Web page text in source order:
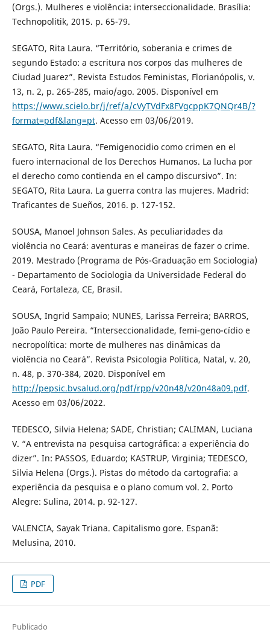
(Orgs.). Mulheres e violência: interseccionalidade. Brasília:
Technopolitik, 2015. p. 65-79.
SEGATO, Rita Laura. “Território, soberania e crimes de
segundo Estado: a escritura nos corpos das mulheres de
Ciudad Juarez”. Revista Estudos Feministas, Florianópolis, v.
13, n. 2, p. 265-285, maio/ago. 2005. Disponível em
https://www.scielo.br/j/ref/a/cVyTVdFx8FVgcppK7QNQr4B/?
format=pdf&lang=pt. Acesso em 03/06/2019.
SEGATO, Rita Laura. “Femigenocidio como crimen en el
fuero internacional de los Derechos Humanos. La lucha por
el derecho como contienda en el campo discursivo”. In:
SEGATO, Rita Laura. La guerra contra las mujeres. Madrid:
Traficantes de Sueños, 2016. p. 127-152.
SOUSA, Manoel Johnson Sales. As peculiaridades da
violência no Ceará: aventuras e maneiras de fazer o crime.
2019. Mestrado (Programa de Pós-Graduação em Sociologia)
- Departamento de Sociologia da Universidade Federal do
Ceará, Fortaleza, CE, Brasil.
SOUSA, Ingrid Sampaio; NUNES, Larissa Ferreira; BARROS,
João Paulo Pereira. “Interseccionalidade, femi-geno-cídio e
necropolítica: morte de mulheres nas dinâmicas da
violência no Ceará”. Revista Psicologia Política, Natal, v. 20,
n. 48, p. 370-384, 2020. Disponível em
http://pepsic.bvsalud.org/pdf/rpp/v20n48/v20n48a09.pdf.
Acesso em 03/06/2022.
TEDESCO, Silvia Helena; SADE, Christian; CALIMAN, Luciana
V. “A entrevista na pesquisa cartográfica: a experiência do
dizer”. In: PASSOS, Eduardo; KASTRUP, Virginia; TEDESCO,
Silvia Helena (Orgs.). Pistas do método da cartografia: a
experiência da pesquisa e o plano comum vol. 2. Porto
Alegre: Sulina, 2014. p. 92-127.
VALENCIA, Sayak Triana. Capitalismo gore. Espanã:
Melusina, 2010.
PDF
Publicado